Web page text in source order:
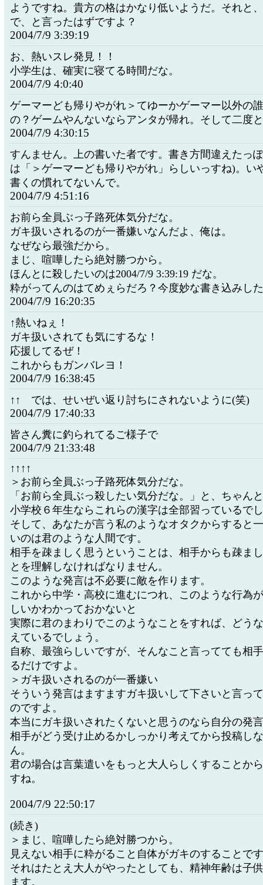
ようですね。貴方の格はかなり低いようだ。それと
で、と言ったはずですよ？
2004/7/9 3:39:19
お、熱いスレ発見！！
小学生は、確実に寝てる時間だな。
2004/7/9 4:0:40
ゲーマーども帰りやがれ＞てゆーかゲーマー以外の
の？ゲームやんないならアンタが帰れ。そして二度
2004/7/9 4:30:15
すんません。上の書いた者です。書き方間違えたっ
は「＞ゲーマーども帰りやがれ」らしいっすね)。い
書くの慣れてないんで。
2004/7/9 4:51:16
お前ら全員ぶっ子路死体気分だな。
ガキ扱いされるのが一番嫌いなんだよ、俺は。
なぜなら最強だから。
まじ、喧嘩したら絶対勝つから。
ほんとに殺したいのは2004/7/9 3:39:19 だな。
粋がってんのはてめぇらだろ？今度妙な書き込みし
2004/7/9 16:20:35
↑熱いねぇ！
ガキ扱いされても気にするな！
応援してるぜ！
これからもガンバレヨ！
2004/7/9 16:38:45
↑↑ では、せいぜい返り討ちにされないように(笑)
2004/7/9 17:40:33
皆さん糞に釣られてるご様子で
2004/7/9 21:33:48
↑↑↑↑
＞お前ら全員ぶっ子路死体気分だな。
「お前ら全員ぶっ殺したい気分だな。」と、ちゃん
小学校６年生ならこれらの漢字は全部習っているで
そして、あなたが言う私のようなオタクからすると
いのは君のような人間です。
相手を疎ましく思うということは、相手からも疎ま
とを理解しなければなりません。
このような発言は不必要に敵を作ります。
これから中学・高校に進むにつれ、このような行為
しいかわかっておかないと
実際に君のまわりでこのようなことをすれば、どう
えているでしょう。
自称、最強らしいですが、そんなこと言ってても相
るだけですよ。
＞ガキ扱いされるのが一番嫌い
そういう発言はますますガキ扱いして下さいと言っ
のですよ。
本当にガキ扱いされたくないと思うのなら自分の発
相手がどう受け止めるかしっかり考えてから投稿し
ん。
君の場合は言葉遣いをもっと大人らしくすることか
すね。
2004/7/9 22:50:17
(続き)
＞まじ、喧嘩したら絶対勝つから。
見えない相手に粋がること自体がガキのすることで
それはたとえ大人がやったとしても、精神年齢は子
ます。